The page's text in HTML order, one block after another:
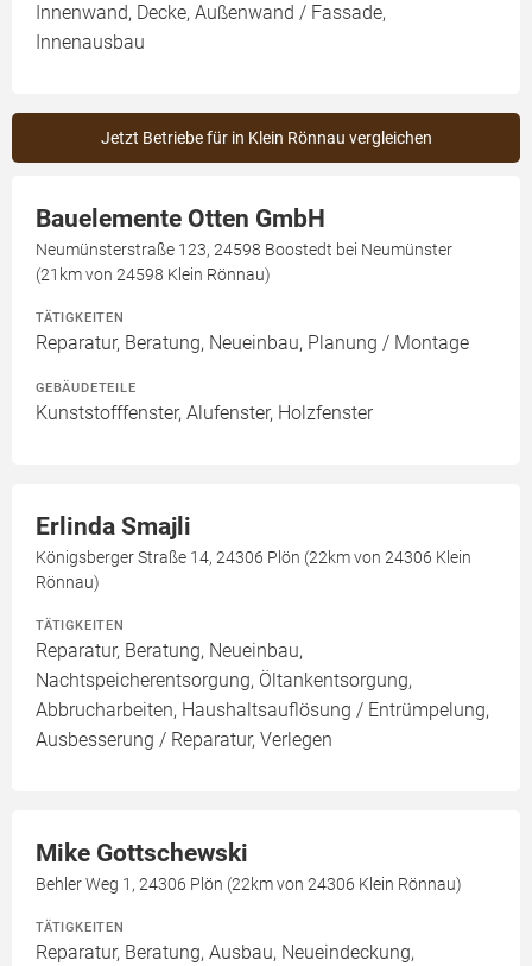
Innenwand, Decke, Außenwand / Fassade,
Innenausbau
Jetzt Betriebe für in Klein Rönnau vergleichen
Bauelemente Otten GmbH
Neumünsterstraße 123, 24598 Boostedt bei Neumünster
(21km von 24598 Klein Rönnau)
TÄTIGKEITEN
Reparatur, Beratung, Neueinbau, Planung / Montage
GEBÄUDETEILE
Kunststofffenster, Alufenster, Holzfenster
Erlinda Smajli
Königsberger Straße 14, 24306 Plön (22km von 24306 Klein
Rönnau)
TÄTIGKEITEN
Reparatur, Beratung, Neueinbau,
Nachtspeicherentsorgung, Öltankentsorgung,
Abbrucharbeiten, Haushaltsauflösung / Entrümpelung,
Ausbesserung / Reparatur, Verlegen
Mike Gottschewski
Behler Weg 1, 24306 Plön (22km von 24306 Klein Rönnau)
TÄTIGKEITEN
Reparatur, Beratung, Ausbau, Neueindeckung,